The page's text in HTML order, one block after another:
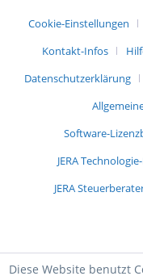
Cookie-Einstellungen
Kontakt-Infos
Datenschutzerklärung
Software-
JERA
JERA
Diese Website benutzt